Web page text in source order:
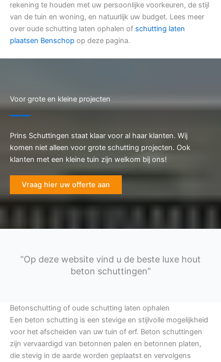
rekening te houden met uw persoonlijke voorkeuren, de stijl
van de tuin en woning, en natuurlijk uw budget. Lees meer
over oude schutting laten ophalen of schutting laten
plaatsen Benschop op deze pagina.
Voor grote en kleine projecten
Prins Schuttingen staat klaar voor al haar klanten. Wij
komen niet alleen voor grote schutting projecten. Ook
klanten met een kleine tuin zijn welkom bij ons!
Vraag hier uw offerte aan
“Op deze website vind u de beste luxe hout
beton schuttingen”
Betonschutting of oude schutting laten ophalen
Een beton schutting is een stevige en stijlvolle mogelijkheid
voor het afscheiden van uw tuin of erf. Beton schuttingen
zijn vervaardigd van betonnen palen en betonnen platen,
die stevig in de aarde worden geplaatst en vervolgens